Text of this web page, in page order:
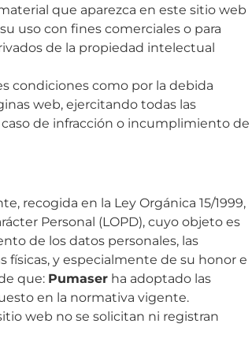
que aparezca en este sitio web
uso con fines comerciales o para
de la propiedad intelectual
condiciones como por la debida
web, ejercitando todas las
de infracción o incumplimiento de
recogida en la Ley Orgánica 15/1999,
Personal (LOPD), cuyo objeto es
de los datos personales, las
físicas, y especialmente de su honor e
que: Pumaser ha adoptado las
en la normativa vigente.
web no se solicitan ni registran